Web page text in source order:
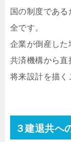
国の制度であ
全です。
企業が倒産した
共済機構から直
将来設計を描く
３建退共へ